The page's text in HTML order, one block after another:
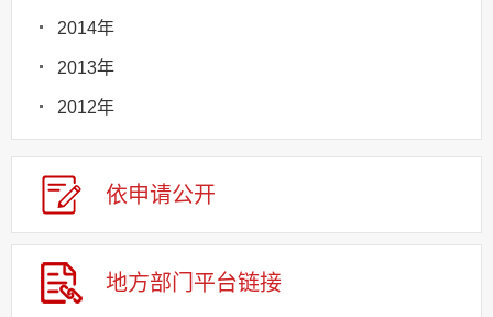
2014年
2013年
2012年
依申请公开
地方部门 平台链接